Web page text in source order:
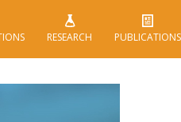
RESEARCH PUBLICATIONS